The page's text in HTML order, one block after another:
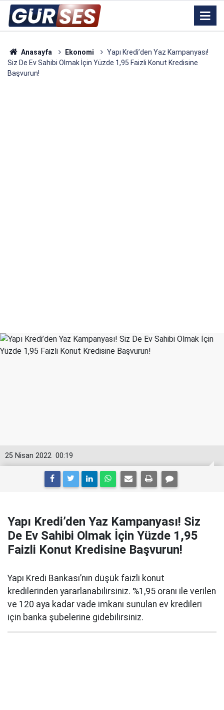
Anasayfa Ekonomi
Yapı Kredi’den Yaz Kampanyası!
Siz De Ev Sahibi Olmak İçin Yüzde 1,95 Faizli Konut Kredisine
Başvurun!
00:19
25 Nisan 2022
Yapı Kredi’den Yaz Kampanyası! Siz
De Ev Sahibi Olmak İçin Yüzde 1,95
Faizli Konut Kredisine Başvurun!
Yapı Kredi Bankası’nın düşük faizli konut
kredilerinden yararlanabilirsiniz. %1,95 oranı ile verilen
ve 120 aya kadar vade imkanı sunulan ev kredileri
için banka şubelerine gidebilirsiniz.